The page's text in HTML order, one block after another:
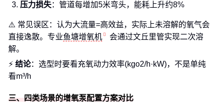
压力损失：管道每增加5米弯头，能耗上升约8%
⚠️ 常见误区：认为大流量=高效益，实际上未溶解的氧气会
直接逸散。专业鱼塘增氧机
会通过文丘里管实现二次溶
解。
⚡ 结论：选型时要看充氧动力效率(kgo2/h·kW)，不是单纯
看m³/h
三、四类场景的增氧泵配置方案对比